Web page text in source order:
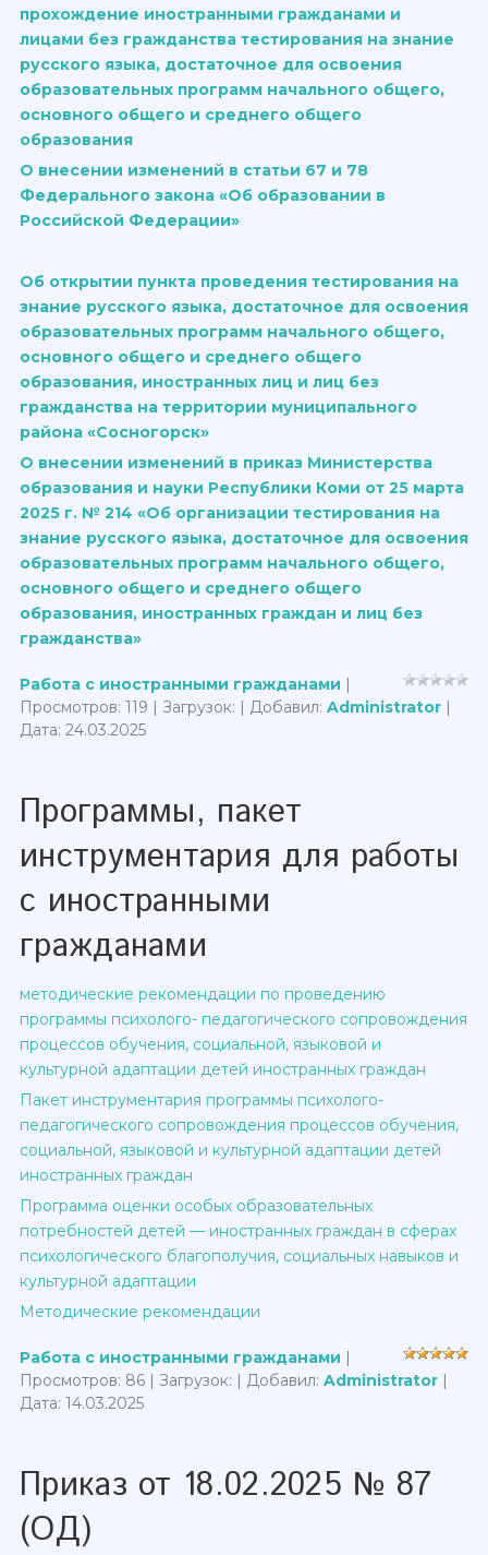
прохождение иностранными гражданами и
лицами без гражданства тестирования на знание
русского языка, достаточное для освоения
образовательных программ начального общего,
основного общего и среднего общего
образования
О внесении изменений в статьи 67 и 78
Федерального закона «Об образовании в
Российской Федерации»
Об открытии пункта проведения тестирования на
знание русского языка, достаточное для освоения
образовательных программ начального общего,
основного общего и среднего общего
образования, иностранных лиц и лиц без
гражданства на территории муниципального
района «Сосногорск»
О внесении изменений в приказ Министерства
образования и науки Республики Коми от 25 марта
2025 г. № 214 «Об организации тестирования на
знание русского языка, достаточное для освоения
образовательных программ начального общего,
основного общего и среднего общего
образования, иностранных граждан и лиц без
гражданства»
Работа с иностранными гражданами |
Просмотров: 119 | Загрузок: | Добавил: Administrator |
Дата: 24.03.2025
Программы, пакет
инструментария для работы
с иностранными
гражданами
методические рекомендации по проведению
программы психолого- педагогического сопровождения
процессов обучения, социальной, языковой и
культурной адаптации детей иностранных граждан
Пакет инструментария программы психолого-
педагогического сопровождения процессов обучения,
социальной, языковой и культурной адаптации детей
иностранных граждан
Программа оценки особых образовательных
потребностей детей — иностранных граждан в сферах
психологического благополучия, социальных навыков и
культурной адаптации
Методические рекомендации
Работа с иностранными гражданами |
Просмотров: 86 | Загрузок: | Добавил: Administrator |
Дата: 14.03.2025
Приказ от 18.02.2025 № 87
(ОД)